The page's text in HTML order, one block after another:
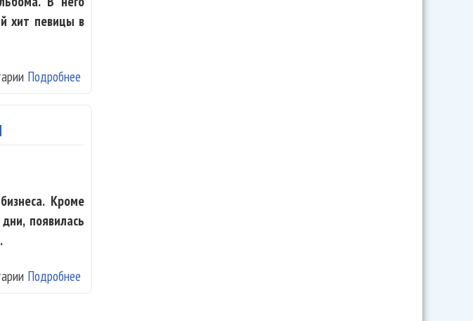
хит певицы в
Подробнее
Кроме
появилась
Подробнее